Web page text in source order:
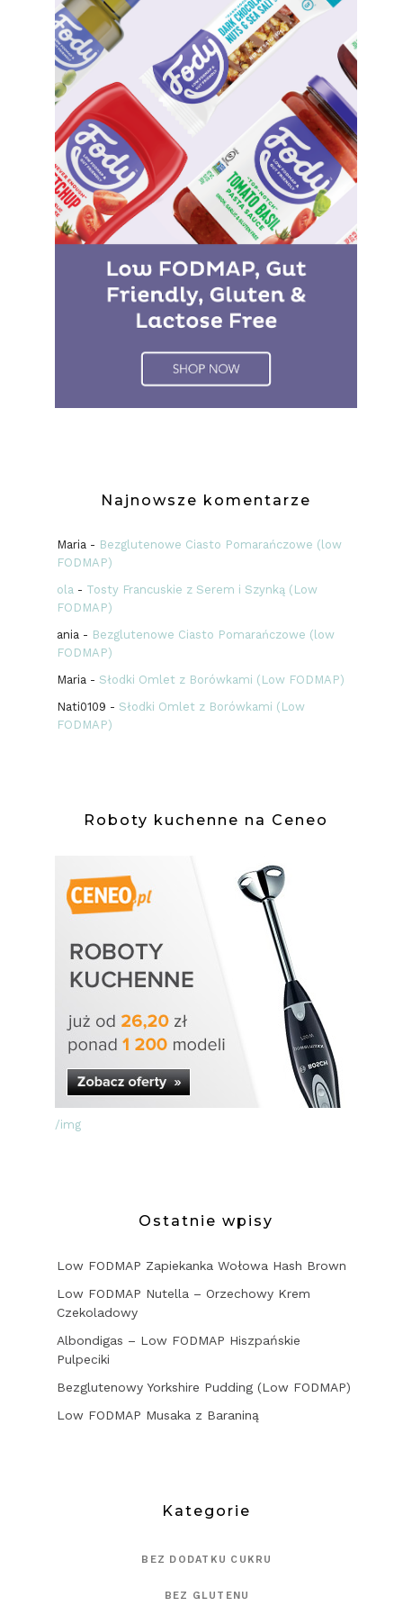
Najnowsze komentarze
Maria- Bezglutenowe Ciasto Pomarańczowe (low
FODMAP)
ola- Tosty Francuskie z Serem i Szynką (Low
FODMAP)
ania- Bezglutenowe Ciasto Pomarańczowe (low
FODMAP)
Maria- Słodki Omlet z Borówkami (Low FODMAP)
Nati0109 - Słodki Omlet z Borówkami (Low
FODMAP)
Roboty kuchenne na Ceneo
/img
Ostatnie wpisy
Low FODMAP Zapiekanka Wołowa Hash Brown
Low FODMAP Nutella – Orzechowy Krem
Czekoladowy
Albondigas – Low FODMAP Hiszpańskie
Pulpeciki
Bezglutenowy Yorkshire Pudding (Low FODMAP)
Low FODMAP Musaka z Baraniną
Kategorie
BEZ DODATKU CUKRU
BEZ GLUTENU